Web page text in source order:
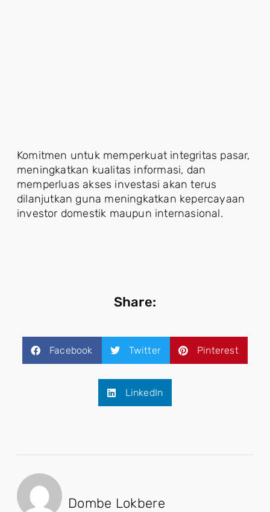
Komitmen untuk memperkuat integritas pasar,
meningkatkan kualitas informasi, dan
memperluas akses investasi akan terus
dilanjutkan guna meningkatkan kepercayaan
investor domestik maupun internasional.
Share:
Facebook Twitter Pinterest
LinkedIn
Dombe Lokbere